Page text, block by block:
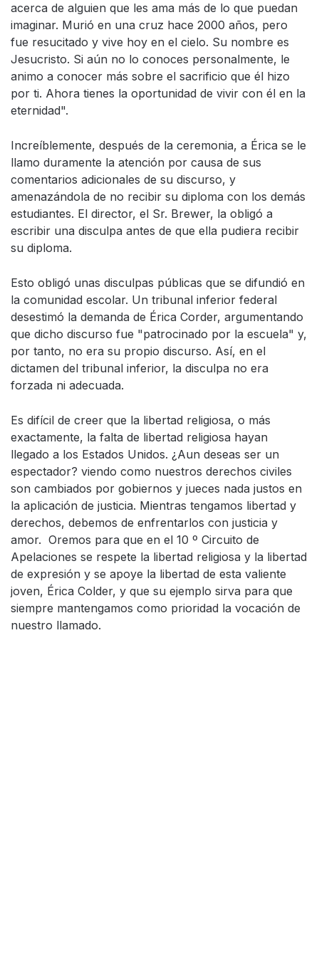
acerca de alguien que les ama más de lo que puedan
imaginar. Murió en una cruz hace 2000 años, pero
fue resucitado y vive hoy en el cielo. Su nombre es
Jesucristo. Si aún no lo conoces personalmente, le
animo a conocer más sobre el sacrificio que él hizo
por ti. Ahora tienes la oportunidad de vivir con él en la
eternidad".
Increíblemente, después de la ceremonia, a Érica se le
llamo duramente la atención por causa de sus
comentarios adicionales de su discurso, y
amenazándola de no recibir su diploma con los demás
estudiantes. El director, el Sr. Brewer, la obligó a
escribir una disculpa antes de que ella pudiera recibir
su diploma.
Esto obligó unas disculpas públicas que se difundió en
la comunidad escolar. Un tribunal inferior federal
desestimó la demanda de Érica Corder, argumentando
que dicho discurso fue "patrocinado por la escuela" y,
por tanto, no era su propio discurso. Así, en el
dictamen del tribunal inferior, la disculpa no era
forzada ni adecuada.
Es difícil de creer que la libertad religiosa, o más
exactamente, la falta de libertad religiosa hayan
llegado a los Estados Unidos. ¿Aun deseas ser un
espectador? viendo como nuestros derechos civiles
son cambiados por gobiernos y jueces nada justos en
la aplicación de justicia. Mientras tengamos libertad y
derechos, debemos de enfrentarlos con justicia y
amor. Oremos para que en el 10 º Circuito de
Apelaciones se respete la libertad religiosa y la libertad
de expresión y se apoye la libertad de esta valiente
joven, Érica Colder, y que su ejemplo sirva para que
siempre mantengamos como prioridad la vocación de
nuestro llamado.